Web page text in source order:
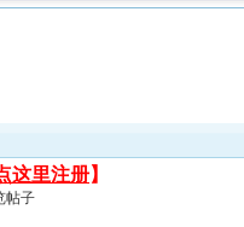
这里注册】
帖子